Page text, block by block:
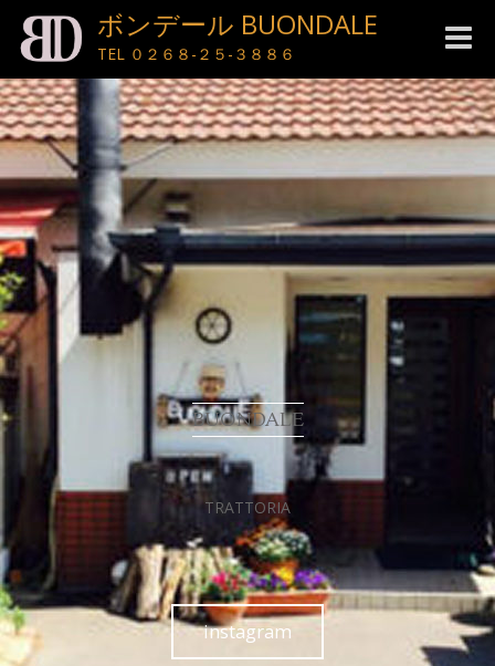
ボンデール BUONDALE
TEL ０２６８-２５-３８８６
Toggle
BUONDALE
TRATTORIA
instagram